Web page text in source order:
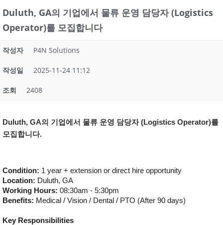
Duluth, GA의 기업에서 물류 운영 담당자 (Logistics
Operator)를 모집합니다
작성자 P4N Solutions
작성일 2025-11-24 11:12
조회 2408
Duluth, GA의 기업에서 물류 운영 담당자 (Logistics Operator)를
모집합니다.
Condition: 1 year + extension or direct hire opportunity
Location: Duluth, GA
Working Hours: 08:30am - 5:30pm
Benefits: Medical / Vision / Dental / PTO (After 90 days)
Key Responsibilities